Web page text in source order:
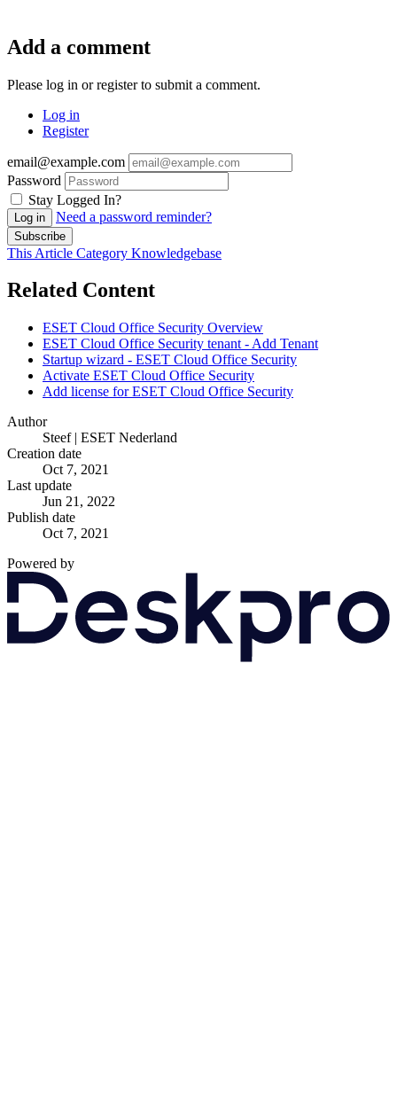
Add a comment
Please log in or register to submit a comment.
Log in
Register
email@example.com
Password
Stay Logged In?
Log in Need a password reminder?
Subscribe
This Article Category Knowledgebase
Related Content
ESET Cloud Office Security Overview
ESET Cloud Office Security tenant - Add Tenant
Startup wizard - ESET Cloud Office Security
Activate ESET Cloud Office Security
Add license for ESET Cloud Office Security
Author
Steef | ESET Nederland
Creation date
Oct 7, 2021
Last update
Jun 21, 2022
Publish date
Oct 7, 2021
Powered by